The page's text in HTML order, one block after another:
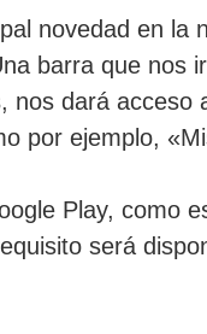
novedad en la
barra que nos
nos dará acceso
por ejemplo,
Play, como
será